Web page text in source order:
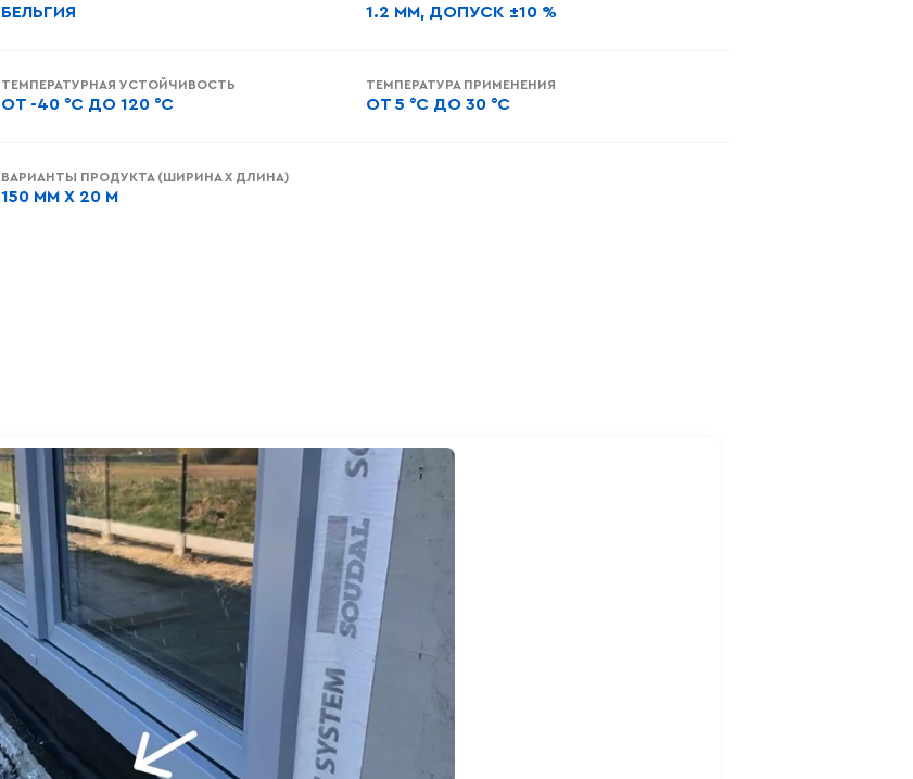
БЕЛЬГИЯ 1.2 ММ, ДОПУСК ±10 %
ТЕМПЕРАТУРНАЯ УСТОЙЧИВОСТЬ
ОТ -40 °C ДО 120 °C
ТЕМПЕРАТУРА ПРИМЕНЕНИЯ
ОТ 5 °C ДО 30 °C
ВАРИАНТЫ ПРОДУКТА (ШИРИНА X ДЛИНА)
150 ММ X 20 М